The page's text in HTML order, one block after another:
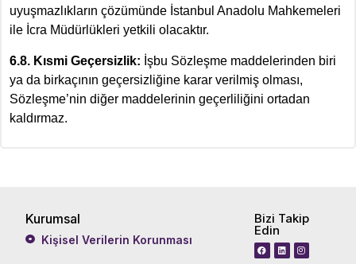
uyuşmazlıkların çözümünde İstanbul Anadolu Mahkemeleri
ile İcra Müdürlükleri yetkili olacaktır.
6.8. Kısmi Geçersizlik: İşbu Sözleşme maddelerinden biri
ya da birkaçının geçersizliğine karar verilmiş olması,
Sözleşme’nin diğer maddelerinin geçerliliğini ortadan
kaldırmaz.
Kurumsal
Kişisel Verilerin Korunması
Bizi Takip
Edin